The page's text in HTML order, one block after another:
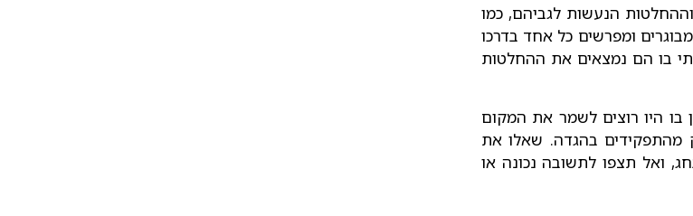
הנעשות לגביהם, כמו
ומפרשים כל אחד בדרכו
בו הם נמצאים את ההחלטות
בו היו רוצים לשמר את המקום
מהתפקידים בהגדה. שאלו את
ואל תצפו לתשובה נכונה או